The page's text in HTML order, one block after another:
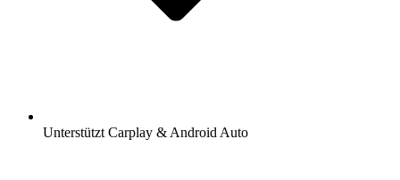
Unterstützt Carplay & Android Auto